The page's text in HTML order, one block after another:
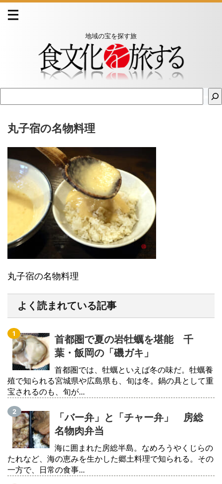
地域の宝を探す旅
丸子宿の名物料理
丸子宿の名物料理
よく読まれている記事
首都圏で夏の岩牡蠣を堪能 千
葉・飯岡の「磯ガキ」
首都圏では、牡蠣といえば冬の味だ。牡蠣養
殖で知られる宮城県や広島県も、旬は冬。鍋の具として重
宝されるのも、旬が...
「バー弁」と「チャー弁」 房総
名物肉弁当
海に囲まれた房総半島。なめろうやくじらの
たれなど、海の恵みを生かした郷土料理で知られる。その
一方で、日常の食事...